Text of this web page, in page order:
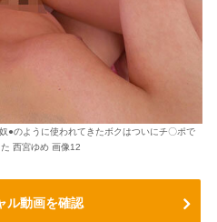
●のように使われてきたボクはついにチ〇ポで
西宮ゆめ 画像12
ル動画を確認